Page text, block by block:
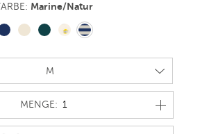
Marine/Natur
MENGE: MENGE